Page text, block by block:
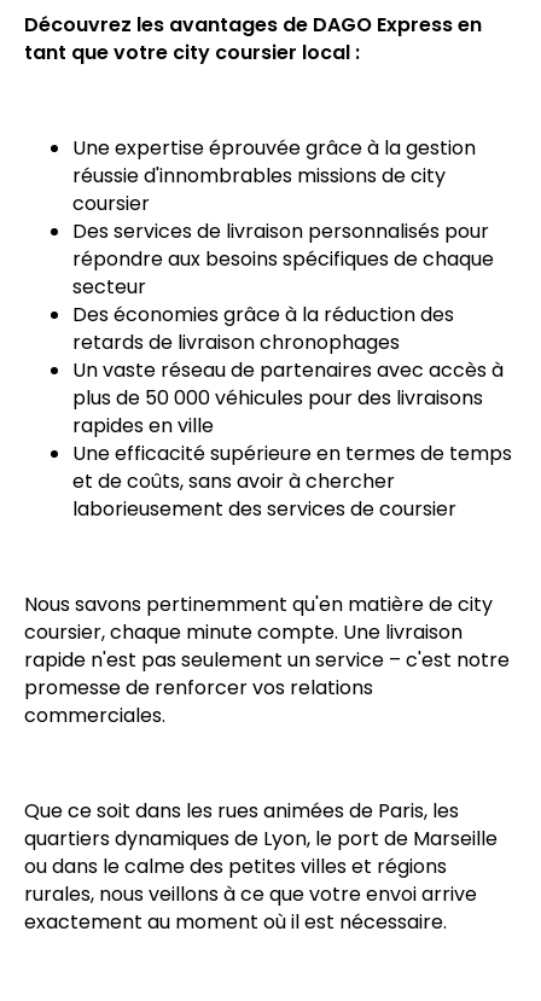
Découvrez les avantages de DAGO Express en
tant que votre city coursier local :
Une expertise éprouvée grâce à la gestion
réussie d'innombrables missions de city
coursier
Des services de livraison personnalisés pour
répondre aux besoins spécifiques de chaque
secteur
Des économies grâce à la réduction des
retards de livraison chronophages
Un vaste réseau de partenaires avec accès à
plus de 50 000 véhicules pour des livraisons
rapides en ville
Une efficacité supérieure en termes de temps
et de coûts, sans avoir à chercher
laborieusement des services de coursier
Nous savons pertinemment qu'en matière de city
coursier, chaque minute compte. Une livraison
rapide n'est pas seulement un service – c'est notre
promesse de renforcer vos relations
commerciales.
Que ce soit dans les rues animées de Paris, les
quartiers dynamiques de Lyon, le port de Marseille
ou dans le calme des petites villes et régions
rurales, nous veillons à ce que votre envoi arrive
exactement au moment où il est nécessaire.